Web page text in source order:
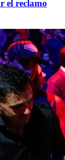
el reclamo